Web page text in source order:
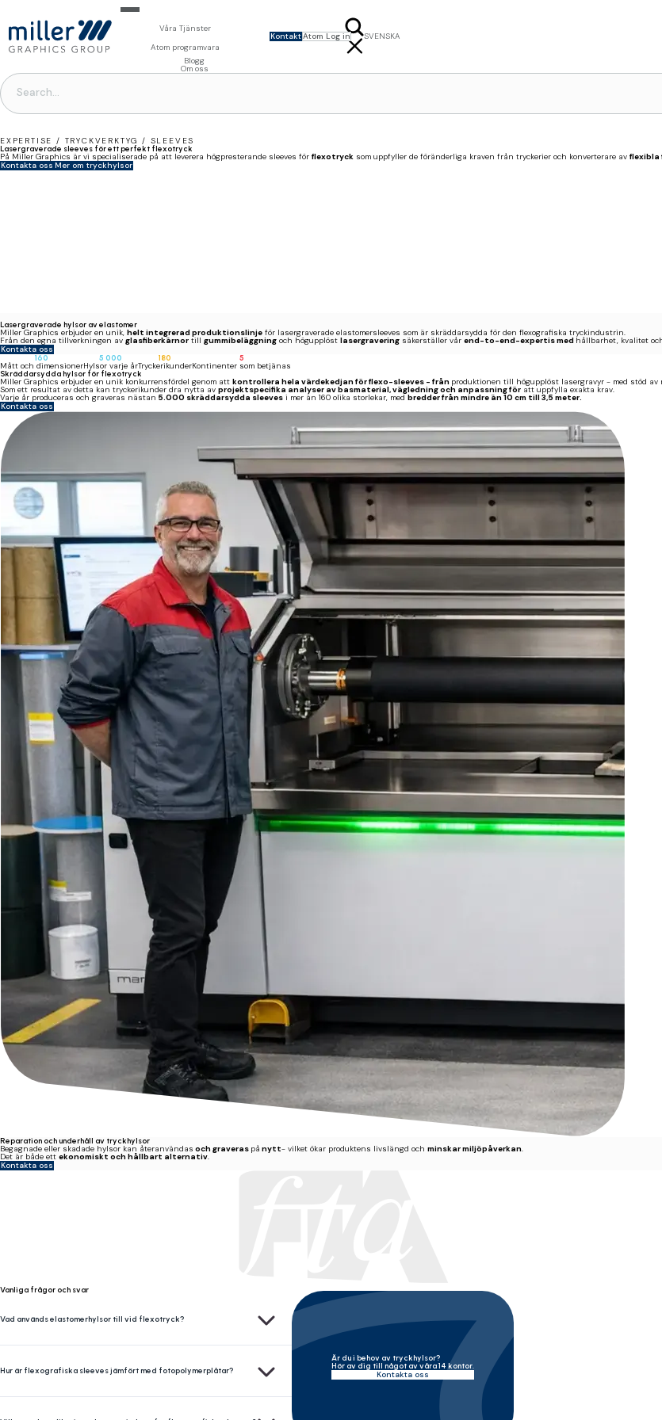
Våra Tjänster
För varumärken
3D-visualisering
Prepress
Atom programvara
Millnet - Arbetsflödeshantering
DAM - Digital Asset Management
PIM - Product Information Management
Blogg
Om oss
KontaktAtom Log in
SVENSKA
ENGLISH
FRANÇAIS
POLSKI
EXPERTISE / TRYCKVERKTYG / SLEEVES
Lasergraverade sleeves för ett perfekt flexotryck
På Miller Graphics är vi specialiserade på att leverera högpresterande sleeves för flexotryck som uppfyller de föränderliga kraven från tryckerier och konverterare av flexibla
Kontakta oss Mer om tryckhylsor
Lasergraverade hylsor av elastomer
Miller Graphics erbjuder en unik, helt integrerad produktionslinje för lasergraverade elastomersleeves som är skräddarsydda för den flexografiska tryckindustrin.
Från den egna tillverkningen av glasfiberkärnor till gummibeläggning och högupplöst lasergravering säkerställer vår end-to-end-expertis med hållbarhet, kvalitet
Kontakta oss
160
Mått och dimensioner
5 000
Hylsor varje år
180
Tryckerikunder
5
Kontinenter som betjänas
Skräddarsydda hylsor för flexotryck
Miller Graphics erbjuder en unik konkurrensfördel genom att kontrollera hela värdekedjan för flexo-sleeves - från produktionen till högupplöst lasergravyr - med stöd
Som ett resultat av detta kan tryckerikunder dra nytta av projektspecifika analyser av basmaterial, vägledning och anpassning för att uppfylla exakta krav.
Varje år produceras och graveras nästan 5.000 skräddarsydda sleeves i mer än 160 olika storlekar, medbredder från mindre än 10 cm till 3,5 meter.
Kontakta oss
Reparation och underhåll av tryckhylsor
Begagnade eller skadade hylsor kan återanvändas och graveras på nytt- vilket ökar produktens livslängd och minskar miljöpåverkan.
Det är både ett ekonomiskt och hållbart alternativ.
Kontakta oss
Vanliga frågor och svar
Vad används elastomerhylsor till vid flexotryck?
Elastomersleeves används vid flexotryck för att leverera snabba resultat med hög precision för olika förpackningar. De erbjuder sömlös tryckkvalitet, reducerad
Hur är flexografiska sleeves jämfört med fotopolymerplåtar?
Flexografiska sleeves är idealiska för långa, repetitiva jobb med hög noggrannhet och minimal stilleståndstid. Fotopolymerplåtar är mer flexibla och kostnadseffektiva för
Flexografiska sleeves är idealiska för flexibla förpackningar, värmekrympsleeves, hygienpapper, medicinska förpackningar, specialpapper och anteckningsböcker. Deras
Är du i behov av tryckhylsor?
Hör av dig till något av våra 14 kontor.
Kontakta oss